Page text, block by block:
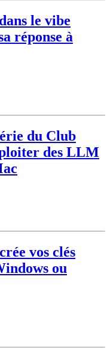
le vibe
réponse à
du Club
des LLM
vos clés
ou